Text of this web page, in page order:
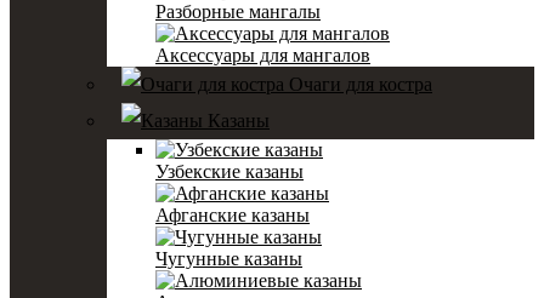
Разборные мангалы
Аксессуары для мангалов
Очаги для костра
Казаны
Узбекские казаны
Афганские казаны
Чугунные казаны